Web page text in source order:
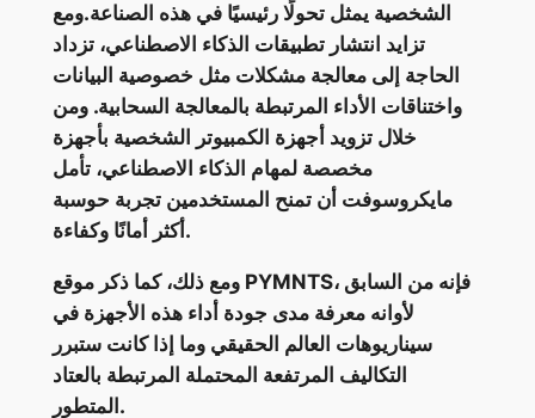
الشخصية يمثل تحولًا رئيسيًا في هذه الصناعة.ومع
تزايد انتشار تطبيقات الذكاء الاصطناعي، تزداد
الحاجة إلى معالجة مشكلات مثل خصوصية البيانات
واختناقات الأداء المرتبطة بالمعالجة السحابية. ومن
خلال تزويد أجهزة الكمبيوتر الشخصية بأجهزة
مخصصة لمهام الذكاء الاصطناعي، تأمل
مايكروسوفت أن تمنح المستخدمين تجربة حوسبة
أكثر أمانًا وكفاءة.
ومع ذلك، كما ذكر موقع PYMNTS، فإنه من السابق
لأوانه معرفة مدى جودة أداء هذه الأجهزة في
سيناريوهات العالم الحقيقي وما إذا كانت ستبرر
التكاليف المرتفعة المحتملة المرتبطة بالعتاد
المتطور.